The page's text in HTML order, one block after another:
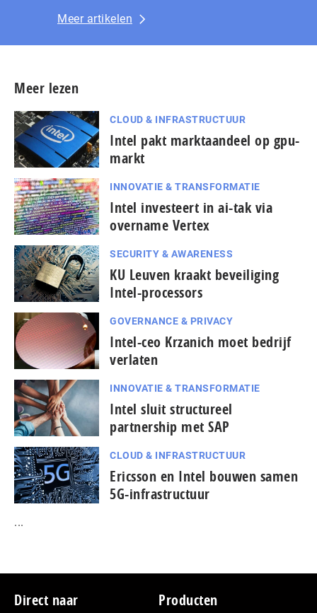
Meer artikelen
Meer lezen
CLOUD & INFRASTRUCTUUR
Intel pakt marktaandeel op gpu-
markt
INNOVATIE & TRANSFORMATIE
Intel investeert in ai-tak via
overname Vertex
SECURITY & AWARENESS
KU Leuven kraakt beveiliging
Intel-processors
GOVERNANCE & PRIVACY
Intel-ceo Krzanich moet bedrijf
verlaten
INNOVATIE & TRANSFORMATIE
Intel sluit structureel
partnership met SAP
CLOUD & INFRASTRUCTUUR
Ericsson en Intel bouwen samen
5G-infrastructuur
...
Footer
Direct naar Producten